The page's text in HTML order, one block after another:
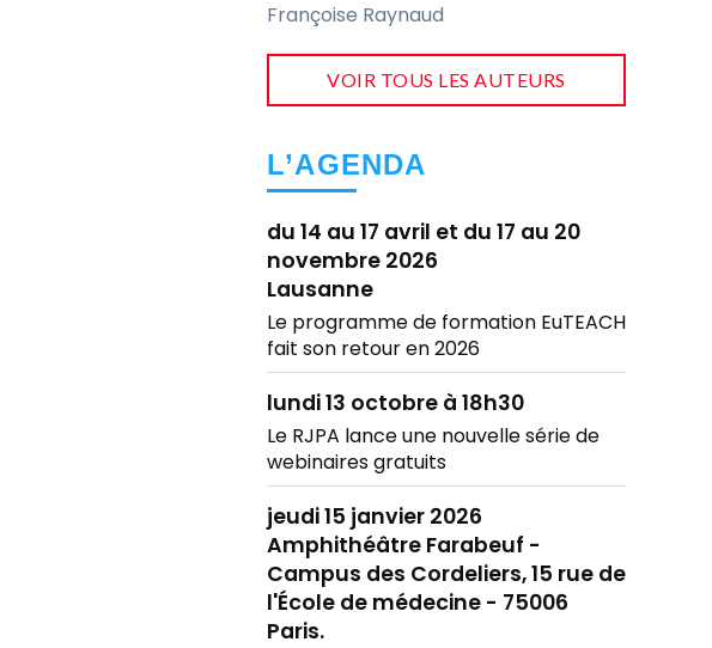
Françoise Raynaud
VOIR TOUS LES AUTEURS
L’AGENDA
du 14 au 17 avril et du 17 au 20
novembre 2026
Lausanne
Le programme de formation EuTEACH
fait son retour en 2026
lundi 13 octobre à 18h30
Le RJPA lance une nouvelle série de
webinaires gratuits
jeudi 15 janvier 2026
Amphithéâtre Farabeuf -
Campus des Cordeliers, 15 rue de
l'École de médecine - 75006
Paris.